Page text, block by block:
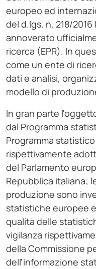
europeo ed
del d.lgs. n. 218/
annoverato
ricerca (EPR). In
come un ente di
dati e analisi,
modello di
In gran parte
dal Programma
Programma
rispettivamente
del Parlamento
Repubblica italiana;
produzione sono
statistiche europee
qualità delle
vigilanza
della Commissione
dell'informazione